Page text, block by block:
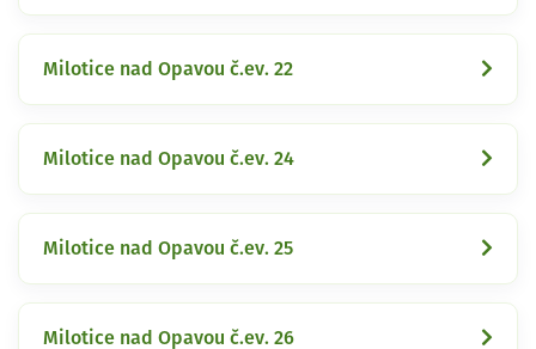
Milotice nad Opavou č.ev. 22
Milotice nad Opavou č.ev. 24
Milotice nad Opavou č.ev. 25
Milotice nad Opavou č.ev. 26